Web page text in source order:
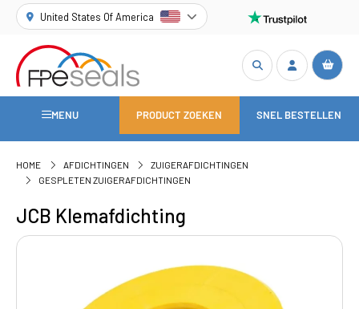
United States Of America
MENU PRODUCT ZOEKEN SNEL BESTELLEN
HOME AFDICHTINGEN
ZUIGERAFDICHTINGEN
GESPLETEN ZUIGERAFDICHTINGEN
JCB Klemafdichting